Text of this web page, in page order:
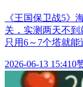
《王国保卫战5》
关，实测两天不到
只用6～7个塔就
2026-06-13 15:410